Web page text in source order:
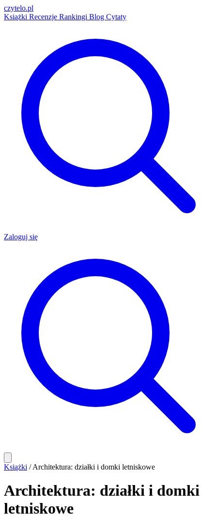
czytelo.pl
Książki Recenzje Rankingi Blog Cytaty
Zaloguj się
Książki / Architektura: działki i domki letniskowe
Architektura: działki i domki
letniskowe